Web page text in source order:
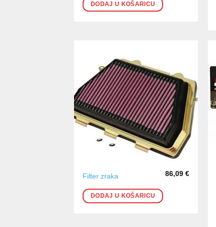
DODAJ U KOŠARICU
Filter zraka 86,09€
DODAJ U KOŠARICU